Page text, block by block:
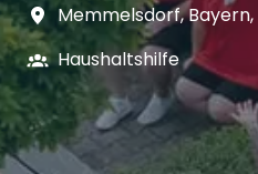
Memmelsdorf,Bayern,
Haushaltshilfe